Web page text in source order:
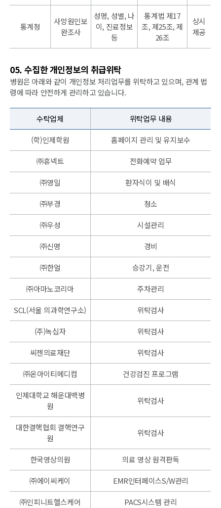
통계청
사망원인보
완조사
성명, 성별, 나
이, 진료정보
등
통계법 제17
조, 제25조, 제
26조
상시
제공
05. 수집한 개인정보의 취급위탁
병원은 아래와 같이 개인정보 처리업무를 위탁하고 있으며, 관계 법
령에 따라 안전하게 관리하고 있습니다.
수탁업체 위탁업무 내용
(학)인제학원 홈페이지 관리 및 유지보수
㈜휴넥트 전화예약 업무
㈜영일 환자식이 및 배식
㈜부경 청소
㈜우성 시설관리
㈜신명 경비
㈜한얼 승강기, 운전
㈜아마노코리아 주차관리
SCL(서울 의과학연구소) 위탁검사
(주)녹십자 위탁검사
씨젠의료재단 위탁검사
㈜온아이티메디컴 건강검진 프로그램
인제대학교 해운대백병
원
위탁검사
대한결핵협회 결핵연구
원
위탁검사
한국영상의원 의료 영상 원격판독
㈜에이씨케이 EMR인터페이스S/W관리
㈜인피니트헬스케어 PACS시스템 관리